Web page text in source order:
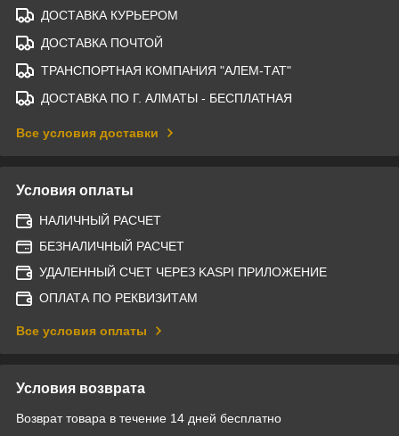
ДОСТАВКА КУРЬЕРОМ
ДОСТАВКА ПОЧТОЙ
ТРАНСПОРТНАЯ КОМПАНИЯ "АЛЕМ-ТАТ"
ДОСТАВКА ПО Г. АЛМАТЫ - БЕСПЛАТНАЯ
Все условия доставки
Условия оплаты
НАЛИЧНЫЙ РАСЧЕТ
БЕЗНАЛИЧНЫЙ РАСЧЕТ
УДАЛЕННЫЙ СЧЕТ ЧЕРЕЗ KASPI ПРИЛОЖЕНИЕ
ОПЛАТА ПО РЕКВИЗИТАМ
Все условия оплаты
Условия возврата
Возврат товара в течение 14 дней бесплатно